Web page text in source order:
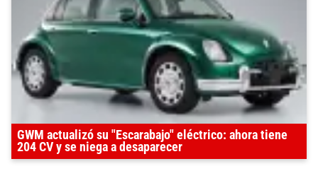
GWM actualizó su "Escarabajo" eléctrico: ahora tiene
204 CV y se niega a desaparecer